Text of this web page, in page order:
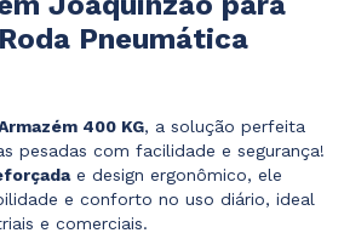
Pneumática
400 KG, a solução perfeita
pesadas com facilidade e segurança!
e design ergonômico, ele
e conforto no uso diário, ideal
e comerciais.